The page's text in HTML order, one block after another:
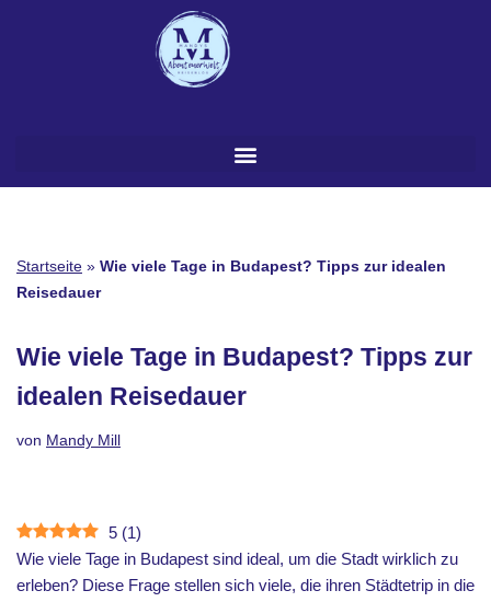
Startseite » Wie viele Tage in Budapest? Tipps zur idealen
Reisedauer
Wie viele Tage in Budapest? Tipps zur
idealen Reisedauer
von Mandy Mill
5 (1)
Wie viele Tage in Budapest sind ideal, um die Stadt wirklich zu
erleben? Diese Frage stellen sich viele, die ihren Städtetrip in die